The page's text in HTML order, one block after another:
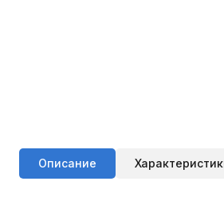
Описание